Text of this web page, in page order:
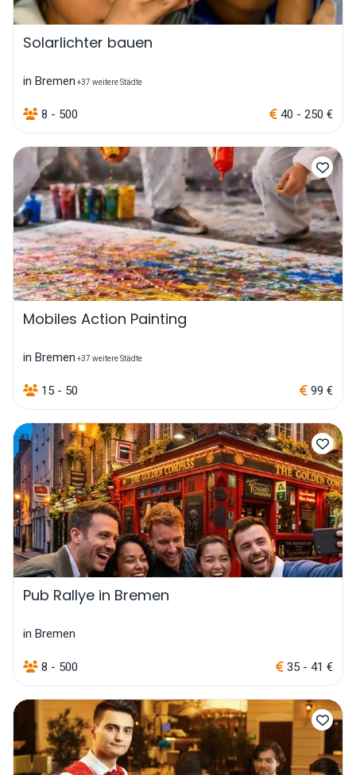
Solarlichter bauen
in Bremen +37 weitere Städte
8 - 500 40 - 250 €
Mobiles Action Painting
in Bremen +37 weitere Städte
15 - 50 99 €
Pub Rallye in Bremen
in Bremen
8 - 500 35 - 41 €